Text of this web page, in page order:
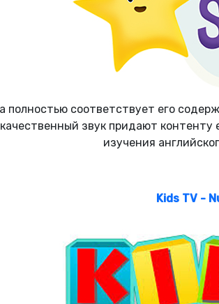
полностью соответствует его
звук придают
изучения
Kids TV -